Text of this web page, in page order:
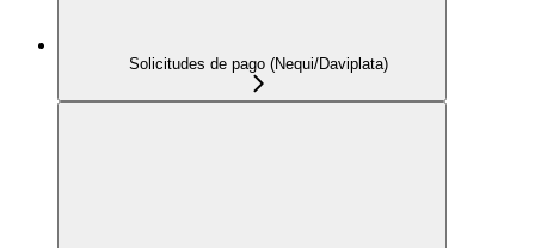
Solicitudes de pago (Nequi/Daviplata)